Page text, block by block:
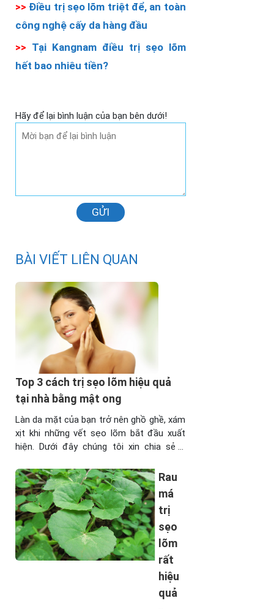
>> Điều trị sẹo lõm triệt để, an toàn
công nghệ cấy da hàng đầu
>> Tại Kangnam điều trị sẹo lõm
hết bao nhiêu tiền?
Hãy để lại bình luận của bạn bên dưới!
GỬI
BÀI VIẾT LIÊN QUAN
Top 3 cách trị sẹo lõm hiệu quả
tại nhà bằng mật ong
Làn da mặt của bạn trở nên ghồ ghề, xám
xịt khi những vết sẹo lõm bắt đầu xuất
hiện. Dưới đây chúng tôi xin chia sẻ 3
các bạn hãy cùng tham khảo và áp dụng
ngay nhé! Tham khảo thêm: Cách chữa
sẹo lõm trên ...
Rau
má
trị
sẹo
lõm
rất
hiệu
quả